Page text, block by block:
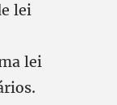
lei
lei